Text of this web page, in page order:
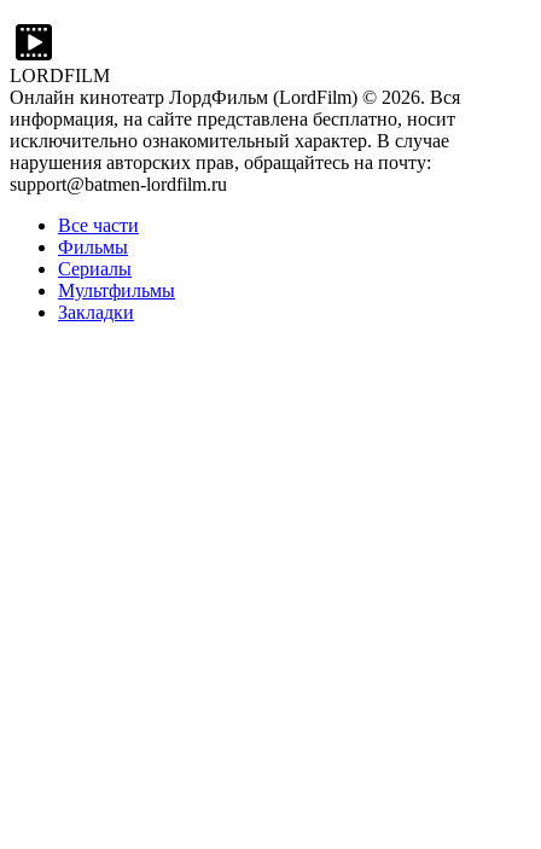
LORDFILM
Онлайн кинотеатр ЛордФильм (LordFilm) © 2026. Вся
информация, на сайте представлена бесплатно, носит
исключительно ознакомительный характер. В случае
нарушения авторских прав, обращайтесь на почту:
support@batmen-lordfilm.ru
Все части
Фильмы
Сериалы
Мультфильмы
Закладки